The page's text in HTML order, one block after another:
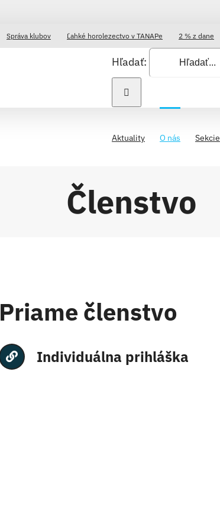
Správa klubov Ľahké horolezectvo v TANAPe 2 % z dane
Hľadať:
Aktuality O nás Sekcie
Členstvo
Priame členstvo
Individuálna prihláška